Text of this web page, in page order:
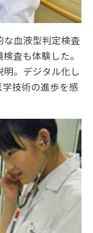
血液型判定検査
査も体験した。
。デジタル化し
技術の進歩を感